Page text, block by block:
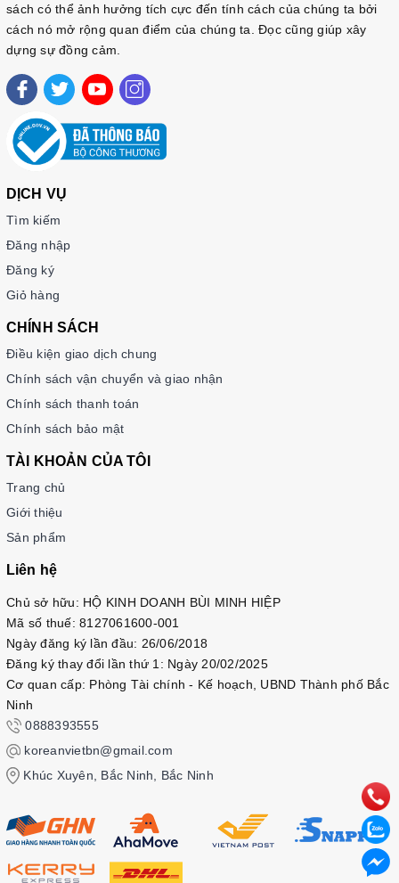
sách có thể ảnh hưởng tích cực đến tính cách của chúng ta bởi
cách nó mở rộng quan điểm của chúng ta. Đọc cũng giúp xây
dựng sự đồng cảm.
DỊCH VỤ
Tìm kiếm
Đăng nhập
Đăng ký
Giỏ hàng
CHÍNH SÁCH
Điều kiện giao dịch chung
Chính sách vận chuyển và giao nhận
Chính sách thanh toán
Chính sách bảo mật
TÀI KHOẢN CỦA TÔI
Trang chủ
Giới thiệu
Sản phẩm
Liên hệ
Chủ sở hữu: HỘ KINH DOANH BÙI MINH HIỆP
Mã số thuế: 8127061600-001
Ngày đăng ký lần đầu: 26/06/2018
Đăng ký thay đổi lần thứ 1: Ngày 20/02/2025
Cơ quan cấp: Phòng Tài chính - Kế hoạch, UBND Thành phố Bắc
Ninh
0888393555
koreanvietbn@gmail.com
Khúc Xuyên, Bắc Ninh, Bắc Ninh